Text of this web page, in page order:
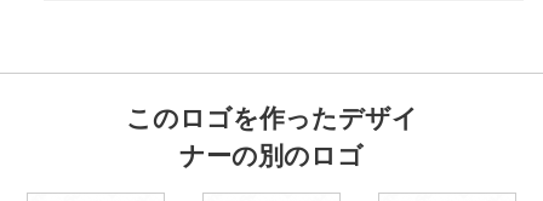
このロゴを作ったデザイ
ナーの別のロゴ